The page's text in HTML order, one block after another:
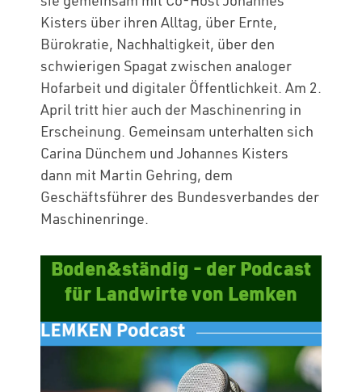
Kisters über ihren Alltag, über Ernte,
Bürokratie, Nachhaltigkeit, über den
schwierigen Spagat zwischen analoger
Hofarbeit und digitaler Öffentlichkeit. Am 2.
April tritt hier auch der Maschinenring in
Erscheinung. Gemeinsam unterhalten sich
Carina Dünchem und Johannes Kisters
dann mit Martin Gehring, dem
Geschäftsführer des Bundesverbandes der
Maschinenringe.
Boden&ständig - der Podcast
für Landwirte von Lemken